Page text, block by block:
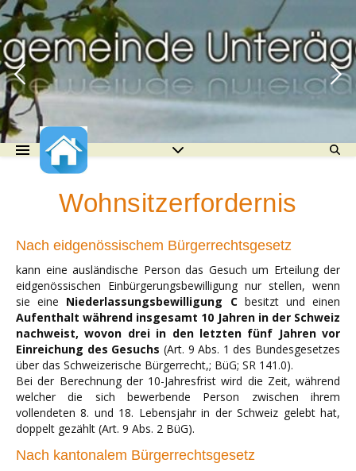
Wohnsitzerfordernis
Nach eidgenössischem Bürgerrechtsgesetz
kann eine ausländische Person das Gesuch um Erteilung der
eidgenössischen Einbürgerungsbewilligung nur stellen, wenn
sie eine Niederlassungsbewilligung Cbesitzt und einen
Aufenthalt während insgesamt 10 Jahren in der Schweiz
nachweist, wovon drei in den letzten fünf Jahren vor
Einreichung des Gesuchs (Art. 9 Abs. 1 des Bundesgesetzes
über das Schweizerische Bürgerrecht,; BüG; SR 141.0).
Bei der Berechnung der 10-Jahresfrist wird die Zeit, während
welcher die sich bewerbende Person zwischen ihrem
vollendeten 8. und 18. Lebensjahr in der Schweiz gelebt hat,
doppelt gezählt (Art. 9 Abs. 2 BüG).
Nach kantonalem Bürgerrechtsgesetz